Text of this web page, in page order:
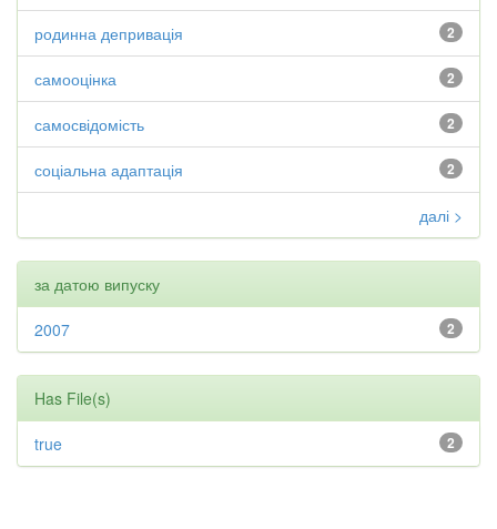
2
родинна депривація
2
самооцінка
2
самосвідомість
2
соціальна адаптація
далі >
за датою випуску
2
2007
Has File(s)
2
true